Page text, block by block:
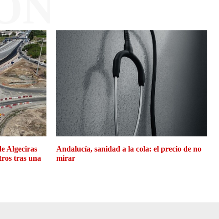
Algeciras
tras una
Andalucía, sanidad a la cola: el precio de no
mirar